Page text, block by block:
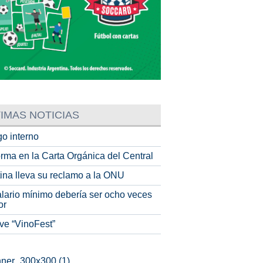
NOTICIAS
interno
en la Carta Orgánica del Central
lleva su reclamo a la ONU
mínimo debería ser ocho veces
“VinoFest”